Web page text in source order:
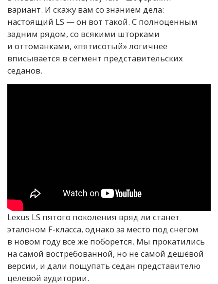
вариант. И скажу вам со знанием дела:
настоящий LS — он вот такой. С полноценным
задним рядом, со всякими шторками
и оттоманками, «пятисотый» логичнее
вписывается в сегмент представительских
седанов.
Lexus LS пятого поколения вряд ли станет
эталоном F-класса, однако за место под снегом
в новом году все же поборется. Мы прокатились
на самой востребованной, но не самой дешёвой
версии, и дали пощупать седан представителю
целевой аудитории.